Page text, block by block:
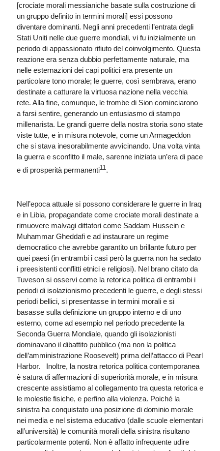
[crociate morali messianiche basate sulla costruzione di
un gruppo definito in termini morali] essi possono
diventare dominanti. Negli anni precedenti l’entrata degli
Stati Uniti nelle due guerre mondiali, vi fu inizialmente un
periodo di appassionato rifiuto del coinvolgimento. Questa
reazione era senza dubbio perfettamente naturale, ma
nelle esternazioni dei capi politici era presente un
particolare tono morale; le guerre, così sembrava, erano
destinate a catturare la virtuosa nazione nella vecchia
rete. Alla fine, comunque, le trombe di Sion cominciarono
a farsi sentire, generando un entusiasmo di stampo
millenarista. Le grandi guerre della nostra storia sono state
viste tutte, e in misura notevole, come un Armageddon
che si stava inesorabilmente avvicinando. Una volta vinta
la guerra e sconfitto il male, sarenne iniziata un’era di pace
e di prosperità permanenti11.
Nell’epoca attuale si possono considerare le guerre in Iraq
e in Libia, propagandate come crociate morali destinate a
rimuovere malvagi dittatori come Saddam Hussein e
Muhammar Gheddafi e ad instaurare un regime
democratico che avrebbe garantito un brillante futuro per
quei paesi (in entrambi i casi però la guerra non ha sedato
i preesistenti conflitti etnici e religiosi). Nel brano citato da
Tuveson si osservi come la retorica politica di entrambi i
periodi di isolazionismo precedenti le guerre, e degli stessi
periodi bellici, si presentasse in termini morali e si
basasse sulla definizione un gruppo interno e di uno
esterno, come ad esempio nel periodo precedente la
Seconda Guerra Mondiale, quando gli isolazionisti
dominavano il dibattito pubblico (ma non la politica
dell’amministrazione Roosevelt) prima dell’attacco di Pearl
Harbor. Inoltre, la nostra retorica politica contemporanea
è satura di affermazioni di superiorità morale, e in misura
crescente assistiamo al collegamento tra questa retorica e
le molestie fisiche, e perfino alla violenza. Poiché la
sinistra ha conquistato una posizione di dominio morale
nei media e nel sistema educativo (dalle scuole elementari
all’università) le comunità morali della sinistra risultano
particolarmente potenti. Non è affatto infrequente udire